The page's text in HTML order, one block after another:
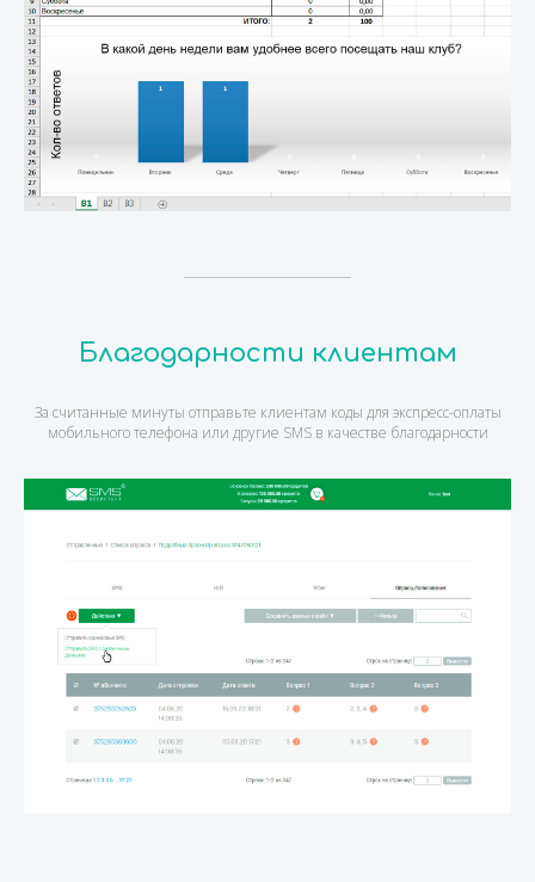
Благодарности клиентам
За считанные минуты отправьте клиентам коды для экспресс-оплаты
мобильного телефона или другие SMS в качестве благодарности